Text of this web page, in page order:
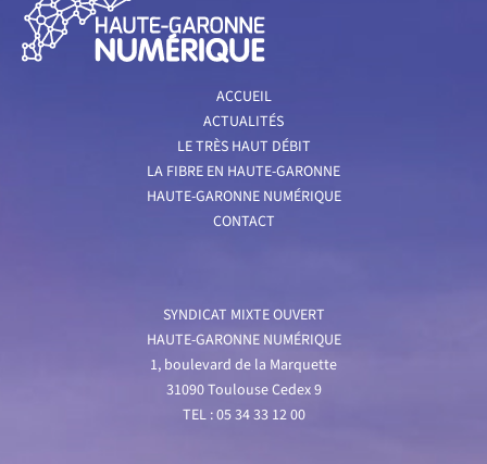
ACCUEIL
ACTUALITÉS
LE TRÈS HAUT DÉBIT
LA FIBRE EN HAUTE-GARONNE
HAUTE-GARONNE NUMÉRIQUE
CONTACT
SYNDICAT MIXTE OUVERT
HAUTE-GARONNE NUMÉRIQUE
1, boulevard de la Marquette
31090 Toulouse Cedex 9
TEL : 05 34 33 12 00